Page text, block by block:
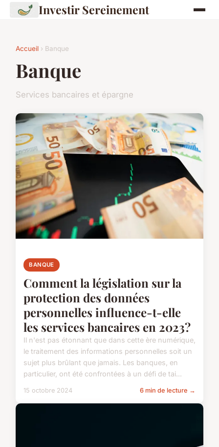
Investir Sereinement
Accueil › Banque
Banque
Services bancaires et épargne
BANQUE
Comment la législation sur la
protection des données
personnelles influence-t-elle
les services bancaires en 2023?
Il n'est pas étonnant que dans cette ère numérique,
le traitement des informations personnelles soit un
sujet plus brûlant que jamais. Les banques, en
particulier, ont été confrontées à un défi de tai...
15 octobre 2024 6 min de lecture →